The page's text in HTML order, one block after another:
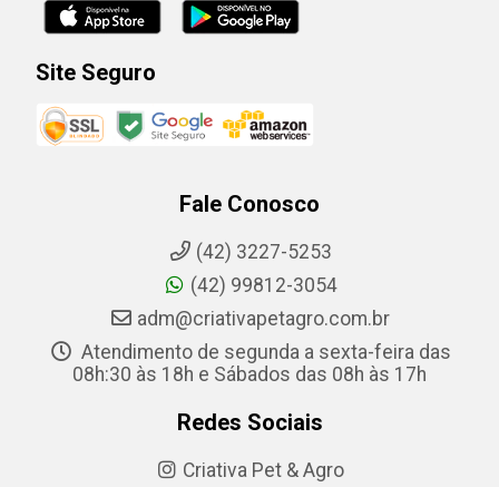
Site Seguro
Fale Conosco
(42) 3227-5253
(42) 99812-3054
adm@criativapetagro.com.br
Atendimento de segunda a sexta-feira das
08h:30 às 18h e Sábados das 08h às 17h
Redes Sociais
Criativa Pet & Agro